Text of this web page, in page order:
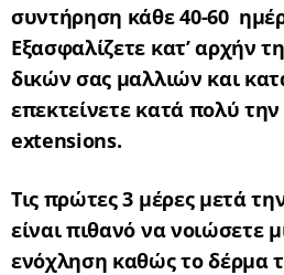
συντήρηση κάθε 40-60
Εξασφαλίζετε κατ’ αρχήν
δικών σας μαλλιών και
επεκτείνετε κατά πολύ
extensions.
Tις πρώτες 3 μέρες μετά
είναι πιθανό να νοιώσετε
ενόχληση καθώς το δέρμα